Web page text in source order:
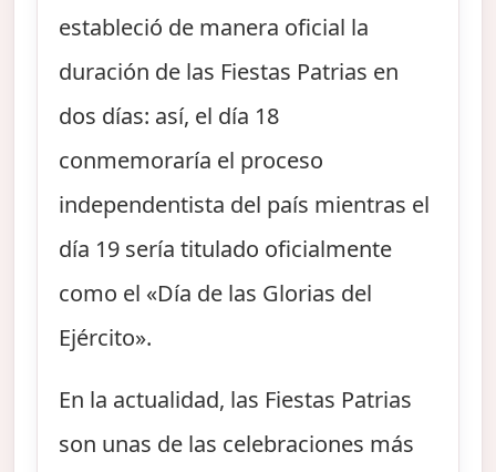
estableció de manera oficial la
duración de las Fiestas Patrias en
dos días: así, el día 18
conmemoraría el proceso
independentista del país mientras el
día 19 sería titulado oficialmente
como el «Día de las Glorias del
Ejército».
En la actualidad, las Fiestas Patrias
son unas de las celebraciones más